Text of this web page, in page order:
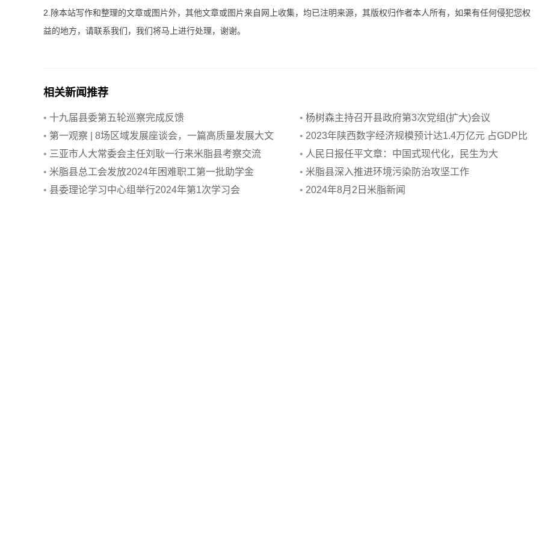
2.除本站写作和整理的文章或图片外，其他文章或图片来自网上收集，均已注明来源，其版权归作者本人所有，如果有任何侵犯您权
益的地方，请联系我们，我们将马上进行处理，谢谢。
相关新闻推荐
• 十九届县委第五轮巡察完成反馈 • 杨树森主持召开县政府第3次党组(扩大)会议
• 第一观察 | 8场区域发展座谈会，一篇高质量发展大文
章
• 2023年陕西数字经济规模预计达1.4万亿元 占GDP比
重超40%
• 三亚市人大常委会主任刘耿一行来米脂县考察交流 • 人民日报任平文章：中国式现代化，民生为大
• 米脂县总工会发放2024年困难职工第一批助学金 • 米脂县深入推进环境污染防治攻坚工作
• 县委理论学习中心组举行2024年第1次学习会 • 2024年8月2日米脂新闻